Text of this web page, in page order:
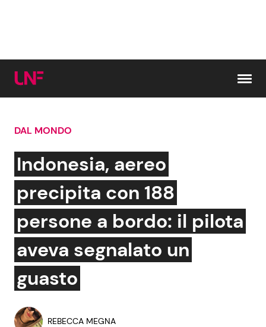
Cerca:
News e Cronaca
Attualità Italiana
Economia
Persone Scomparse
Gossip e TV
Bellezze VIP
Coppie VIP
DAL MONDO
Indonesia, aereo
precipita con 188
persone a bordo: il pilota
aveva segnalato un
guasto
REBECCA MEGNA